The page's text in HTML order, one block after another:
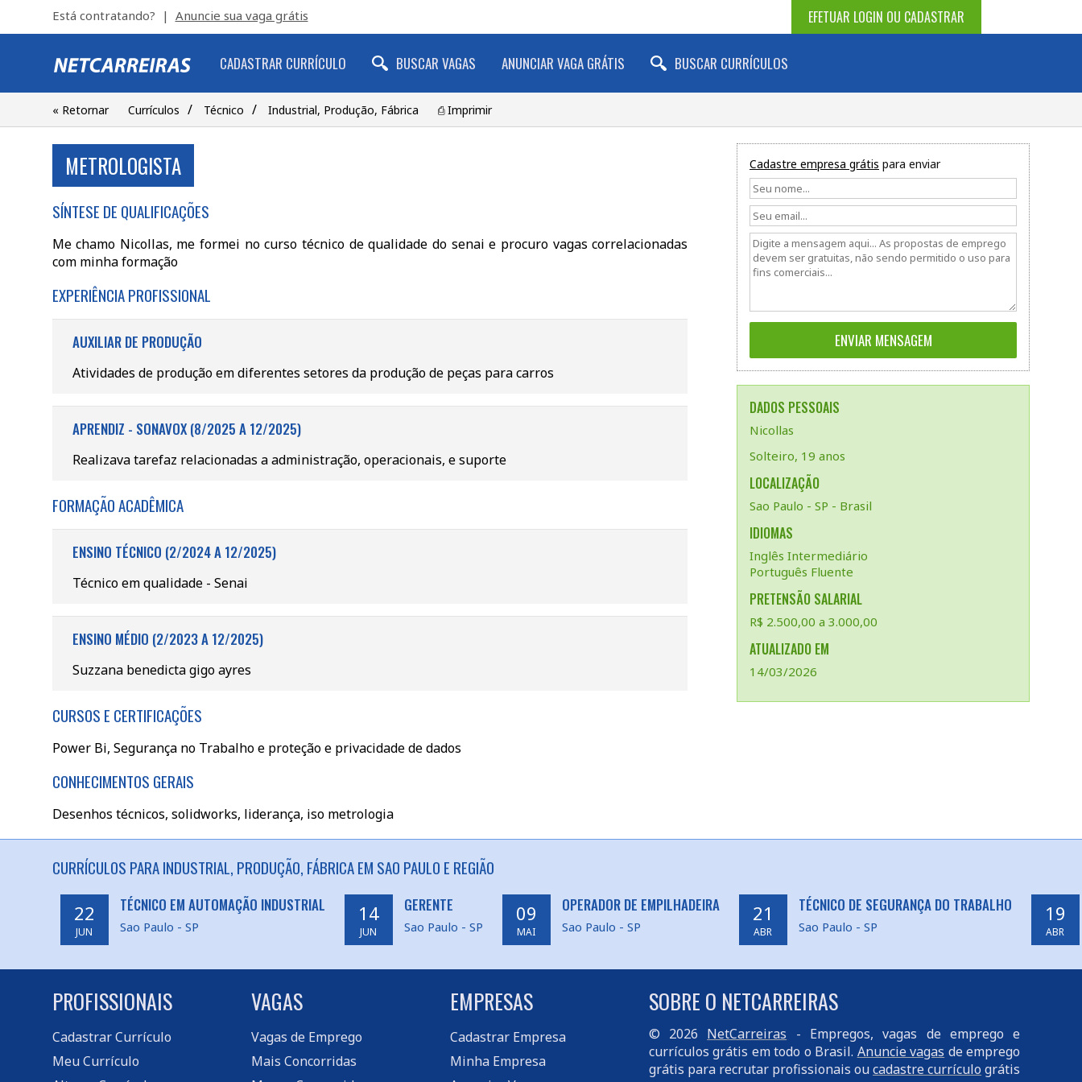
EFETUAR LOGIN OU CADASTRAR
Está contratando? | Anuncie sua vaga grátis
CADASTRAR CURRÍCULO BUSCAR VAGAS ANUNCIAR VAGA GRÁTIS BUSCAR CURRÍCULOS
« Retornar Currículos / Técnico / Industrial, Produção, Fábrica ⎙ Imprimir
Cadastre empresa grátis para enviar
DADOS PESSOAIS
Nicollas
Solteiro, 19 anos
LOCALIZAÇÃO
Sao Paulo - SP - Brasil
IDIOMAS
Inglês Intermediário
Português Fluente
PRETENSÃO SALARIAL
R$ 2.500,00 a 3.000,00
ATUALIZADO EM
14/03/2026
METROLOGISTA
SÍNTESE DE QUALIFICAÇÕES
Me chamo Nicollas, me formei no curso técnico de qualidade do senai e procuro vagas correlacionadas
com minha formação
EXPERIÊNCIA PROFISSIONAL
AUXILIAR DE PRODUÇÃO
Atividades de produção em diferentes setores da produção de peças para carros
APRENDIZ - SONAVOX (8/2025 A 12/2025)
Realizava tarefaz relacionadas a administração, operacionais, e suporte
FORMAÇÃO ACADÊMICA
ENSINO TÉCNICO (2/2024 A 12/2025)
Técnico em qualidade - Senai
ENSINO MÉDIO (2/2023 A 12/2025)
Suzzana benedicta gigo ayres
CURSOS E CERTIFICAÇÕES
Power Bi, Segurança no Trabalho e proteção e privacidade de dados
CONHECIMENTOS GERAIS
Desenhos técnicos, solidworks, liderança, iso metrologia
CURRÍCULOS PARA INDUSTRIAL, PRODUÇÃO, FÁBRICA EM SAO PAULO E REGIÃO
22
JUN
TÉCNICO EM AUTOMAÇÃO INDUSTRIAL
Sao Paulo - SP
14
JUN
GERENTE
Sao Paulo - SP
09
MAI
OPERADOR DE EMPILHADEIRA
Sao Paulo - SP
21
ABR
TÉCNICO DE SEGURANÇA DO TRABALHO
Sao Paulo - SP
19
ABR
PROFISSIONAIS
Cadastrar Currículo
Meu Currículo
VAGAS
Vagas de Emprego
Mais Concorridas
EMPRESAS
Cadastrar Empresa
Minha Empresa
SOBRE O NETCARREIRAS
© 2026 NetCarreiras - Empregos, vagas de emprego e
currículos grátis em todo o Brasil. Anuncie vagas de emprego
grátis para recrutar profissionais oucadastre currículo grátis